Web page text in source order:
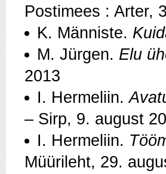
Postimees : Arter,
K. Männiste.
M. Jürgen. Elu
2013
I. Hermeliin.
– Sirp, 9. august
I. Hermeliin.
Müürileht, 29.